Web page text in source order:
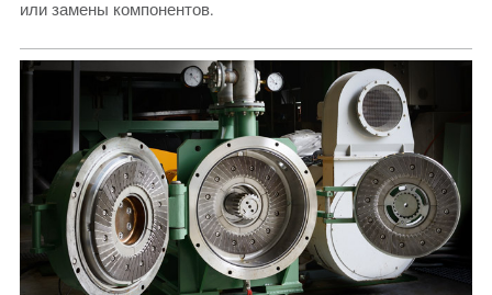
или замены компонентов.